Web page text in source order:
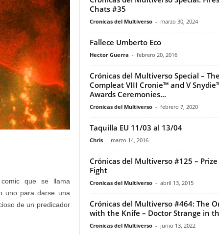
que se llama
uno para darse una
de un predicador
Chats #35
Cronicas del Multiverso - marzo 30, 2024
Fallece Umberto Eco
Hector Guerra - febrero 20, 2016
Crónicas del Multiverso Special – The
Compleat VIII Cronie™ and V
Awards Ceremonies...
Cronicas del Multiverso - febrero 7, 2020
Taquilla EU 11/03 al 13/04
Chris - marzo 14, 2016
Crónicas del Multiverso #125 – Prize
Fight
Cronicas del Multiverso - abril 13, 2015
Crónicas del Multiverso #464: The
with the Knife – Doctor Strange in
Cronicas del Multiverso - junio 13, 2022